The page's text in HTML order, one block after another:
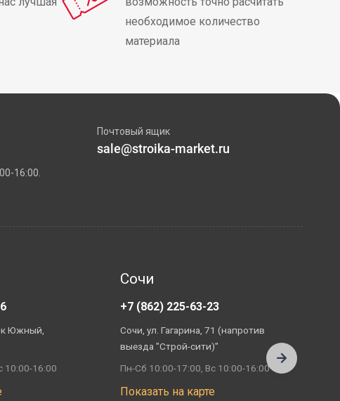
необходимое количество
материала
16:00.
Почтовый ящик
sale@stroika-market.ru
Южный,
10:00-16:00
Сочи
+7 (862) 225-63-23
Сочи, ул. Гагарина, 71 (напротив
выезда "Строй-сити)"
Пн-Сб 10:00-17:00, Вс 10:00-16:00
Показать на карте